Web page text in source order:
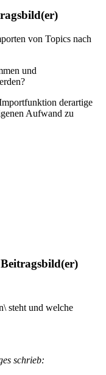
von Topics nach
und
derartige
Aufwand zu
steht und welche
schrieb: